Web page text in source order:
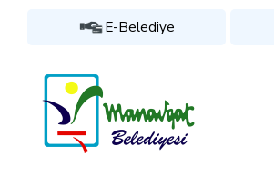
E-Belediye